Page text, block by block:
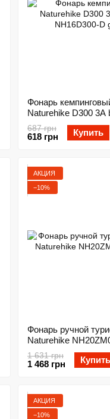
Фонарь
Naturehike D300 3A
NH16D300-D green
687 грн
618 грн Купить
АКЦИЯ
−10%
Фонарь ручной
Naturehike
1 631 грн
1 468 грн Купить
АКЦИЯ
−10%